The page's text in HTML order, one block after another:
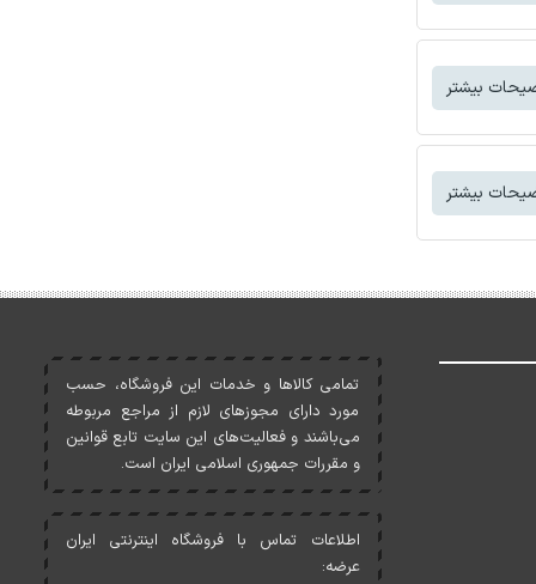
بیشتر
بیشتر
تمامی کالاها و خدمات اين فروشگاه، حسب
مورد دارای مجوزهای لازم از مراجع مربوطه
می‌باشند و فعاليت‌های اين سايت تابع قوانين
و مقررات جمهوری اسلامی ايران است.
اطلاعات تماس با فروشگاه اینترنتی ایران
عرضه: